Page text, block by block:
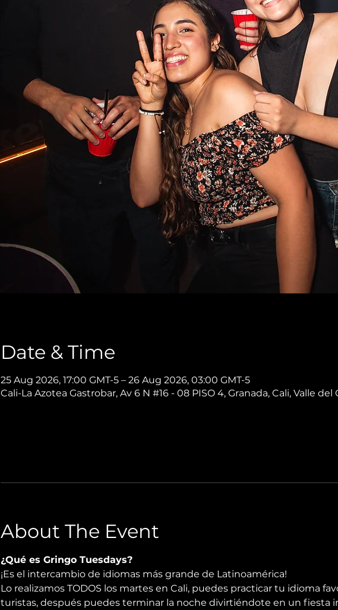
Date & Time
25 Aug 2026, 17:00 GMT-5 – 26 Aug 2026, 03:00 GMT-5
Cali-La Azotea Gastrobar, Av 6 N #16 - 08 PISO 4, Granada, Cali, Valle
About The Event
¿Qué es Gringo Tuesdays?
¡Es el intercambio de idiomas más grande de Latinoamérica!
Lo realizamos TODOS los martes en Cali, puedes practicar tu idioma
turistas, después puedes terminar la noche divirtiéndote en un fiesta